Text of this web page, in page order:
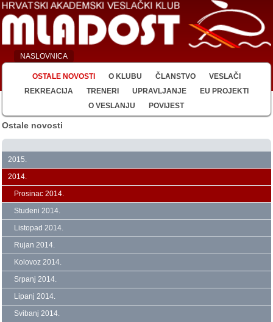
NASLOVNICA
OSTALE NOVOSTI O KLUBU ČLANSTVO
VESLAČI
REKREACIJA
TRENERI UPRAVLJANJE
EU PROJEKTI
O VESLANJU
POVIJEST
Ostale novosti
2015.
2014.
Prosinac 2014.
Studeni 2014.
Listopad 2014.
Rujan 2014.
Kolovoz 2014.
Srpanj 2014.
Lipanj 2014.
Svibanj 2014.